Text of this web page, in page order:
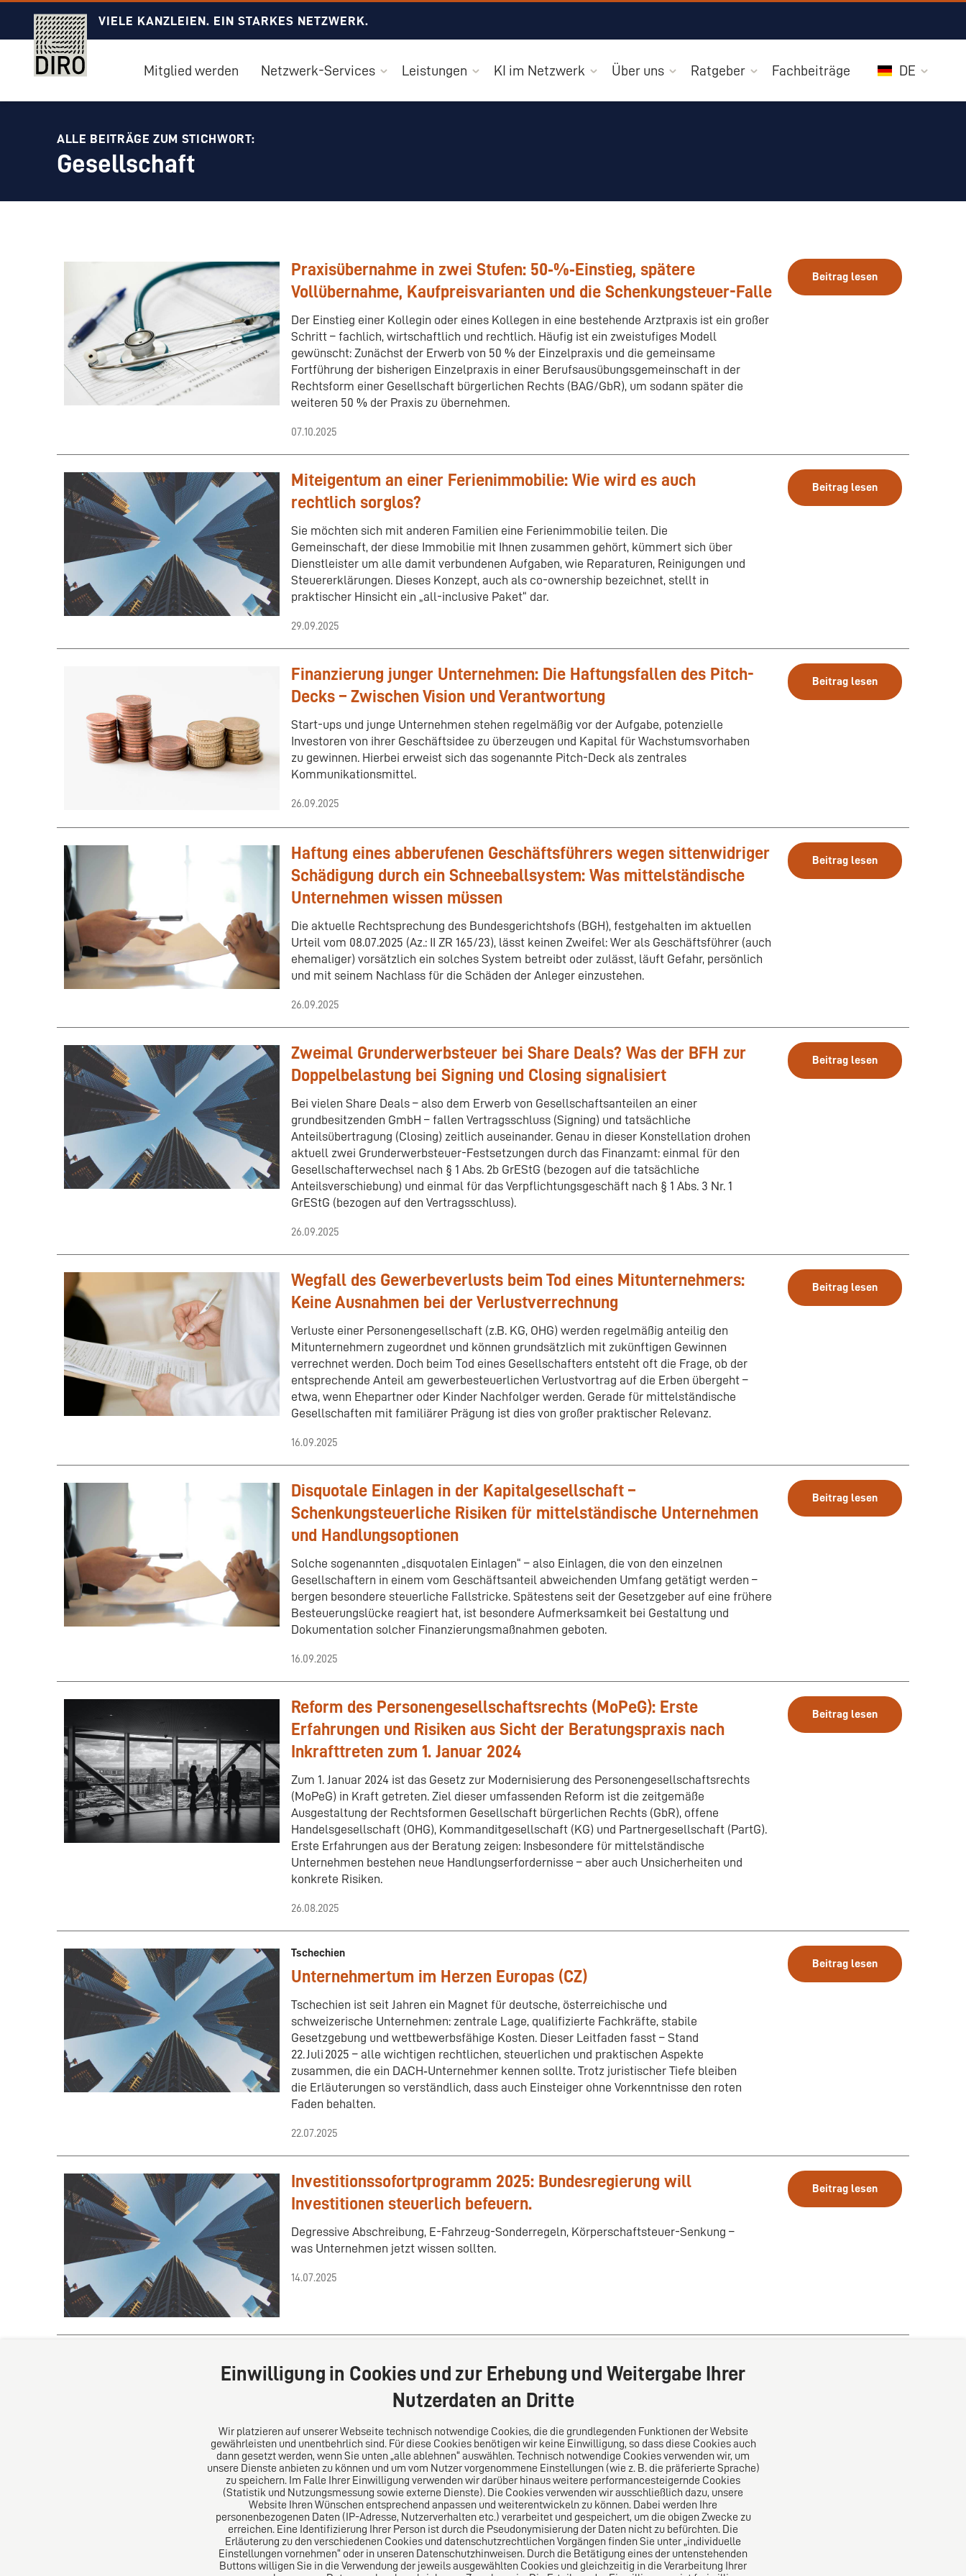
VIELE KANZLEIEN. EIN STARKES NETZWERK.
Mitglied werden Netzwerk-Services Leistungen KI im Netzwerk Über uns Ratgeber Fachbeiträge DE
ALLE BEITRÄGE ZUM STICHWORT:
Gesellschaft
Praxisübernahme in zwei Stufen: 50‑%‑Einstieg, spätere
Vollübernahme, Kaufpreisvarianten und die Schenkungsteuer-Falle
Der Einstieg einer Kollegin oder eines Kollegen in eine bestehende Arztpraxis ist ein großer
Schritt – fachlich, wirtschaftlich und rechtlich. Häufig ist ein zweistufiges Modell
gewünscht: Zunächst der Erwerb von 50 % der Einzelpraxis und die gemeinsame
Fortführung der bisherigen Einzelpraxis in einer Berufsausübungsgemeinschaft in der
Rechtsform einer Gesellschaft bürgerlichen Rechts (BAG/GbR), um sodann später die
weiteren 50 % der Praxis zu übernehmen.
07.10.2025
Beitrag lesen
Miteigentum an einer Ferienimmobilie: Wie wird es auch
rechtlich sorglos?
Sie möchten sich mit anderen Familien eine Ferienimmobilie teilen. Die
Gemeinschaft, der diese Immobilie mit Ihnen zusammen gehört, kümmert sich über
Dienstleister um alle damit verbundenen Aufgaben, wie Reparaturen, Reinigungen und
Steuererklärungen. Dieses Konzept, auch als co-ownership bezeichnet, stellt in
praktischer Hinsicht ein „all-inclusive Paket“ dar.
29.09.2025
Beitrag lesen
Finanzierung junger Unternehmen: Die Haftungsfallen des Pitch-
Decks – Zwischen Vision und Verantwortung
Start-ups und junge Unternehmen stehen regelmäßig vor der Aufgabe, potenzielle
Investoren von ihrer Geschäftsidee zu überzeugen und Kapital für Wachstumsvorhaben
zu gewinnen. Hierbei erweist sich das sogenannte Pitch-Deck als zentrales
Kommunikationsmittel.
26.09.2025
Beitrag lesen
Haftung eines abberufenen Geschäftsführers wegen sittenwidriger
Schädigung durch ein Schneeballsystem: Was mittelständische
Unternehmen wissen müssen
Die aktuelle Rechtsprechung des Bundesgerichtshofs (BGH), festgehalten im aktuellen
Urteil vom 08.07.2025 (Az.: II ZR 165/23), lässt keinen Zweifel: Wer als Geschäftsführer (auch
ehemaliger) vorsätzlich ein solches System betreibt oder zulässt, läuft Gefahr, persönlich
und mit seinem Nachlass für die Schäden der Anleger einzustehen.
26.09.2025
Beitrag lesen
Zweimal Grunderwerbsteuer bei Share Deals? Was der BFH zur
Doppelbelastung bei Signing und Closing signalisiert
Bei vielen Share Deals – also dem Erwerb von Gesellschaftsanteilen an einer
grundbesitzenden GmbH – fallen Vertragsschluss (Signing) und tatsächliche
Anteilsübertragung (Closing) zeitlich auseinander. Genau in dieser Konstellation drohen
aktuell zwei Grunderwerbsteuer-Festsetzungen durch das Finanzamt: einmal für den
Gesellschafterwechsel nach § 1 Abs. 2b GrEStG (bezogen auf die tatsächliche
Anteilsverschiebung) und einmal für das Verpflichtungsgeschäft nach § 1 Abs. 3 Nr. 1
GrEStG (bezogen auf den Vertragsschluss).
26.09.2025
Beitrag lesen
Wegfall des Gewerbeverlusts beim Tod eines Mitunternehmers:
Keine Ausnahmen bei der Verlustverrechnung
Verluste einer Personengesellschaft (z.B. KG, OHG) werden regelmäßig anteilig den
Mitunternehmern zugeordnet und können grundsätzlich mit zukünftigen Gewinnen
verrechnet werden. Doch beim Tod eines Gesellschafters entsteht oft die Frage, ob der
entsprechende Anteil am gewerbesteuerlichen Verlustvortrag auf die Erben übergeht –
etwa, wenn Ehepartner oder Kinder Nachfolger werden. Gerade für mittelständische
Gesellschaften mit familiärer Prägung ist dies von großer praktischer Relevanz.
16.09.2025
Beitrag lesen
Disquotale Einlagen in der Kapitalgesellschaft –
Schenkungsteuerliche Risiken für mittelständische Unternehmen
und Handlungsoptionen
Solche sogenannten „disquotalen Einlagen“ – also Einlagen, die von den einzelnen
Gesellschaftern in einem vom Geschäftsanteil abweichenden Umfang getätigt werden –
bergen besondere steuerliche Fallstricke. Spätestens seit der Gesetzgeber auf eine frühere
Besteuerungslücke reagiert hat, ist besondere Aufmerksamkeit bei Gestaltung und
Dokumentation solcher Finanzierungsmaßnahmen geboten.
16.09.2025
Beitrag lesen
Reform des Personengesellschaftsrechts (MoPeG): Erste
Erfahrungen und Risiken aus Sicht der Beratungspraxis nach
Inkrafttreten zum 1. Januar 2024
Zum 1. Januar 2024 ist das Gesetz zur Modernisierung des Personengesellschaftsrechts
(MoPeG) in Kraft getreten. Ziel dieser umfassenden Reform ist die zeitgemäße
Ausgestaltung der Rechtsformen Gesellschaft bürgerlichen Rechts (GbR), offene
Handelsgesellschaft (OHG), Kommanditgesellschaft (KG) und Partnergesellschaft (PartG).
Erste Erfahrungen aus der Beratung zeigen: Insbesondere für mittelständische
Unternehmen bestehen neue Handlungserfordernisse – aber auch Unsicherheiten und
konkrete Risiken.
26.08.2025
Beitrag lesen
Tschechien
Unternehmertum im Herzen Europas (CZ)
Tschechien ist seit Jahren ein Magnet für deutsche, österreichische und
schweizerische Unternehmen: zentrale Lage, qualifizierte Fachkräfte, stabile
Gesetzgebung und wettbewerbsfähige Kosten. Dieser Leitfaden fasst – Stand
22. Juli 2025 – alle wichtigen rechtlichen, steuerlichen und praktischen Aspekte
zusammen, die ein DACH‑Unternehmer kennen sollte. Trotz juristischer Tiefe bleiben
die Erläuterungen so verständlich, dass auch Einsteiger ohne Vorkenntnisse den roten
Faden behalten.
22.07.2025
Beitrag lesen
Investitionssofortprogramm 2025: Bundesregierung will
Investitionen steuerlich befeuern.
Degressive Abschreibung, E-Fahrzeug-Sonderregeln, Körperschaftsteuer-Senkung –
was Unternehmen jetzt wissen sollten.
14.07.2025
Beitrag lesen
Zurück 1 2 3 4 5 … 14 15 Weiter
Über uns
Das Kanzlei-Vertrauensnetzwerk.
Aus Europa für die Welt. Für den
erfolgreichen Mittelstand.
Folgen Sie uns auf Das europäische Kanzlei-Netzwerk
Einwilligung in Cookies und zur Erhebung und Weitergabe Ihrer
Nutzerdaten an Dritte
Wir platzieren auf unserer Webseite technisch notwendige Cookies, die die grundlegenden Funktionen der Website
gewährleisten und unentbehrlich sind. Für diese Cookies benötigen wir keine Einwilligung, so dass diese Cookies auch
dann gesetzt werden, wenn Sie unten „alle ablehnen“ auswählen. Technisch notwendige Cookies verwenden wir, um
unsere Dienste anbieten zu können und um vom Nutzer vorgenommene Einstellungen (wie z. B. die präferierte Sprache)
zu speichern. Im Falle Ihrer Einwilligung verwenden wir darüber hinaus weitere performancesteigernde Cookies
(Statistik und Nutzungsmessung sowie externe Dienste). Die Cookies verwenden wir ausschließlich dazu, unsere
Website Ihren Wünschen entsprechend anpassen und weiterentwickeln zu können. Dabei werden Ihre
personenbezogenen Daten (IP-Adresse, Nutzerverhalten etc.) verarbeitet und gespeichert, um die obigen Zwecke zu
erreichen. Eine Identifizierung Ihrer Person ist durch die Pseudonymisierung der Daten nicht zu befürchten. Die
Erläuterung zu den verschiedenen Cookies und datenschutzrechtlichen Vorgängen finden Sie unter „individuelle
Einstellungen vornehmen“ oder in unseren Datenschutzhinweisen. Durch die Betätigung eines der untenstehenden
Buttons willigen Sie in die Verwendung der jeweils ausgewählten Cookies und gleichzeitig in die Verarbeitung Ihrer